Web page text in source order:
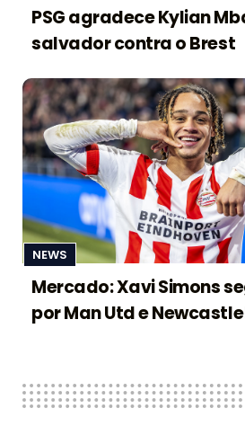
PSG agradece Kylian
salvador contra o Brest
NEWS
Mercado: Xavi Simons
por Man Utd e